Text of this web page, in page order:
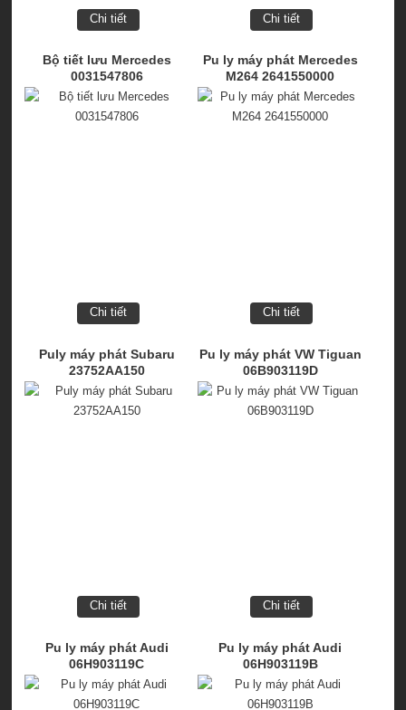
Chi tiết Chi tiết
Bộ tiết lưu Mercedes
0031547806
Chi tiết
Pu ly máy phát Mercedes
M264 2641550000
Chi tiết
Puly máy phát Subaru
23752AA150
Chi tiết
Pu ly máy phát VW Tiguan
06B903119D
Chi tiết
Pu ly máy phát Audi
06H903119C
Pu ly máy phát Audi
06H903119B